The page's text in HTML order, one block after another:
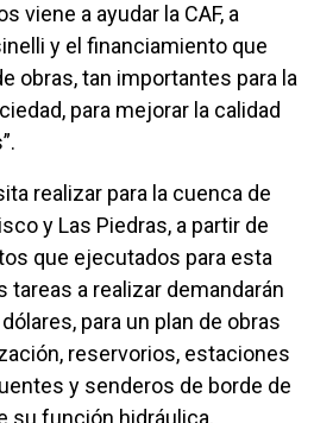
viene a ayudar la CAF, a
y el financiamiento que
obras, tan importantes para la
para mejorar la calidad
realizar para la cuenca de
y Las Piedras, a partir de
que ejecutados para esta
tareas a realizar demandarán
para un plan de obras
reservorios, estaciones
y senderos de borde de